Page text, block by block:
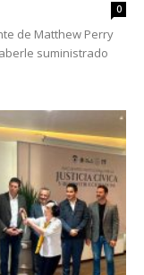
0
de Matthew Perry
suministrado